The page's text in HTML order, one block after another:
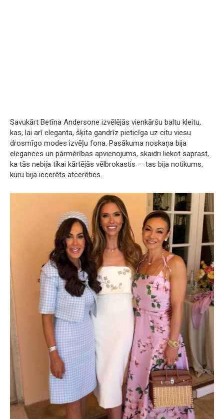
Savukārt Betīna Andersone izvēlējās vienkāršu baltu kleitu,
kas, lai arī eleganta, šķita gandrīz pieticīga uz citu viesu
drosmīgo modes izvēļu fona. Pasākuma noskaņa bija
elegances un pārmērības apvienojums, skaidri liekot saprast,
ka tās nebija tikai kārtējās vēlbrokastis — tas bija notikums,
kuru bija iecerēts atcerēties.